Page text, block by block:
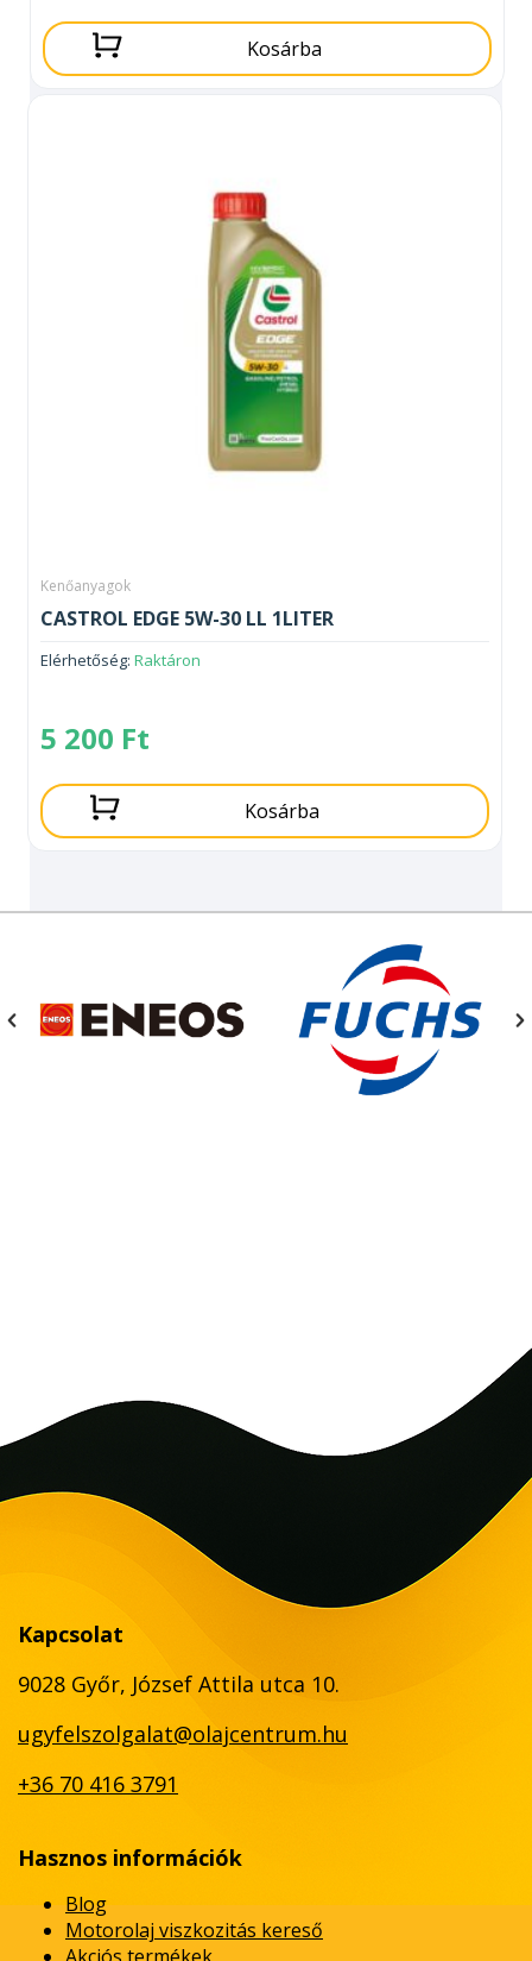
Kosárba
Kenőanyagok
CASTROL EDGE 5W-30 LL 1LITER
Elérhetőség: Raktáron
5 200 Ft
Kosárba
Kapcsolat
9028 Győr, József Attila utca 10.
ugyfelszolgalat@olajcentrum.hu
+36 70 416 3791
Hasznos információk
Blog
Motorolaj viszkozitás kereső